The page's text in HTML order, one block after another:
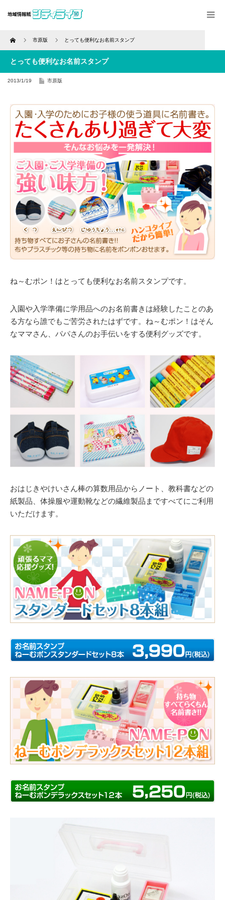
Home 市原版 とっても便利なお名前スタンプ
とっても便利なお名前スタンプ
2013/1/19 市原版
ね～むポン！はとっても便利なお名前スタンプです。
入園や入学準備に学用品へのお名前書きは経験したことのあ
る方なら誰でもご苦労されたはずです。ね～むポン！はそん
なママさん、パパさんのお手伝いをする便利グッズです。
おはじきやけいさん棒の算数用品からノート、教科書などの
紙製品、体操服や運動靴などの繊維製品まですべてにご利用
いただけます。